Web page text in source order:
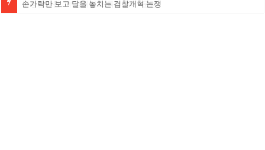
손가락만 보고 달을 놓치는 검찰개혁 논쟁